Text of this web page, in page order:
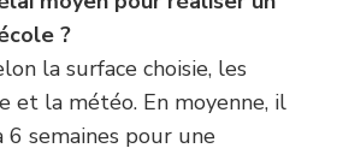
?
la surface choisie, les
et la météo. En moyenne, il
semaines pour une